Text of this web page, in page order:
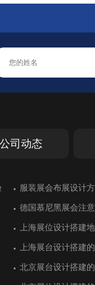
公司动态
展位搭建出彩：德
法国巴黎航空展展
服装展会布展设计
德国慕尼黑展会注
上海展位设计搭建
上海展台设计搭建
北京展台设计搭建
墨西哥展台设计搭
湖北商务厅展台设
虎克展台搭建空间
卫凯化工科技感展
美思德化学展台设
化工企业展台设计
意大利博洛尼亚食
展位搭建出彩：德
法国巴黎航空展展
服装展会布展设计
德国慕尼黑展会注
上海展位设计搭建
上海展台设计搭建
北京展台设计搭建